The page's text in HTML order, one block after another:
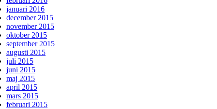
januari 2016
december 2015
november 2015
oktober 2015
september 2015
augusti 2015
juli 2015
juni 2015
maj 2015
april 2015
mars 2015
februari 2015